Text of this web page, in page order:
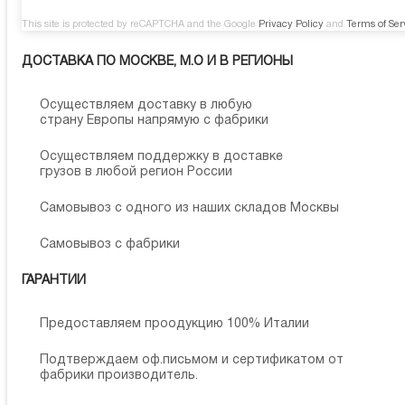
This site is protected by reCAPTCHA and the Google Privacy Policy and Terms of
ДОСТАВКА ПО МОСКВЕ, М.О И В РЕГИОНЫ
Осуществляем доставку в любую
страну Европы напрямую с фабрики
Осуществляем поддержку в доставке
грузов в любой регион России
Самовывоз с одного из наших складов Москвы
Самовывоз с фабрики
ГАРАНТИИ
Предоставляем проодукцию 100% Италии
Подтверждаем оф.письмом и сертификатом от
фабрики производитель.